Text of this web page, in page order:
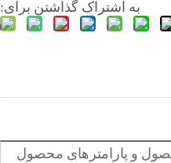
به اشتراک گذاشتن برای:
و پارامترهای محصول